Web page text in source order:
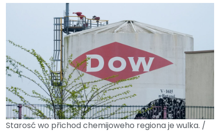
Starosć wo přichod chemijoweho regiona je wulka. /